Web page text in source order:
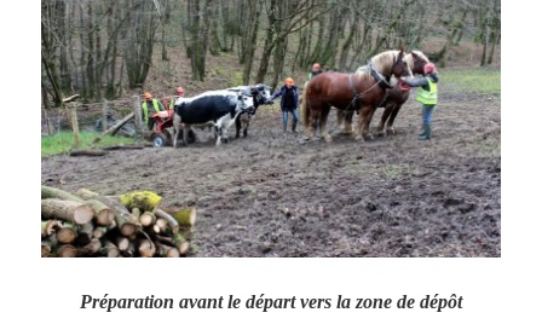
Préparation avant le départ vers la zone de dépôt